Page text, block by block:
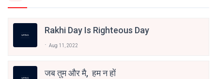
Rakhi Day Is Righteous Day
Aug 11, 2022
जब तुम और मै, हम न हों